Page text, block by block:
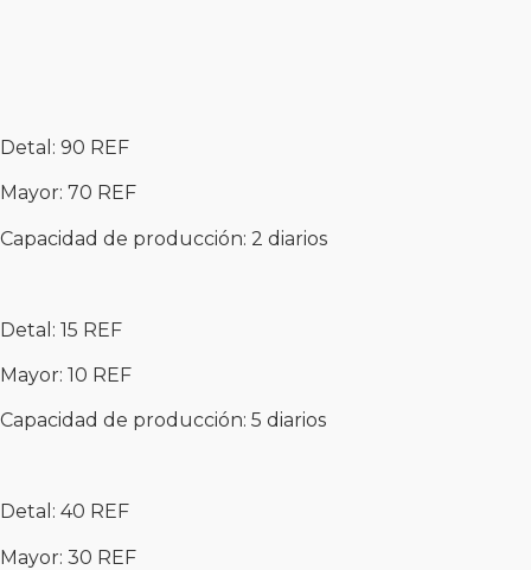
Detal: 90 REF
Mayor: 70 REF
Capacidad de producción: 2 diarios
Detal: 15 REF
Mayor: 10 REF
Capacidad de producción: 5 diarios
Detal: 40 REF
Mayor: 30 REF